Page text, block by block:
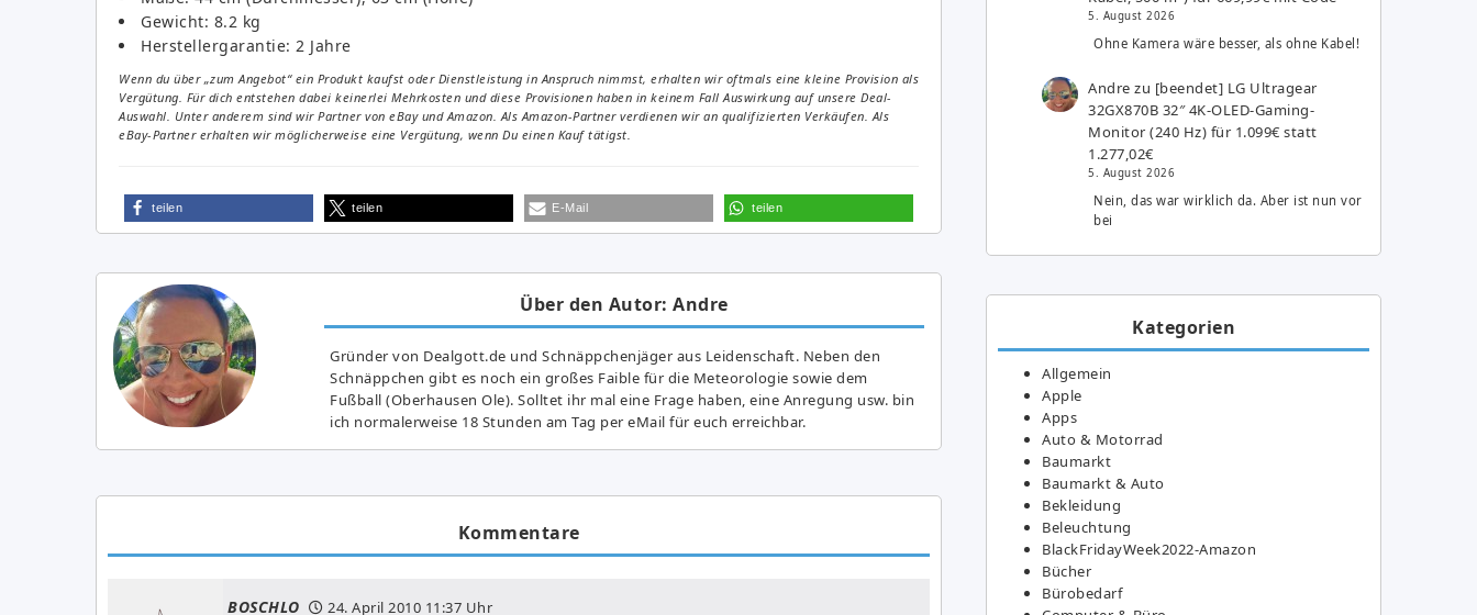
Gewicht: 8.2 kg
Herstellergarantie: 2 Jahre
Wenn du über „zum Angebot“ ein Produkt kaufst oder Dienstleistung in Anspruch nimmst, erhalten wir oftmals eine kleine Provision als
Vergütung. Für dich entstehen dabei keinerlei Mehrkosten und diese Provisionen haben in keinem Fall Auswirkung auf unsere Deal-
Auswahl. Unter anderem sind wir Partner von eBay und Amazon. Als Amazon-Partner verdienen wir an qualifizierten Verkäufen. Als
eBay-Partner erhalten wir möglicherweise eine Vergütung, wenn Du einen Kauf tätigst.
teilen teilen E-Mail teilen
Über den Autor: Andre
Gründer von Dealgott.de und Schnäppchenjäger aus Leidenschaft. Neben den
Schnäppchen gibt es noch ein großes Fai­ble für die Meteorologie sowie dem
Fußball (Oberhausen Ole). Solltet ihr mal eine Frage haben, eine Anregung usw. bin
ich normalerweise 18 Stunden am Tag per eMail für euch erreichbar.
Kommentare
BOSCHLO 24. April 2010 11:37 Uhr
5. August 2026
Ohne Kamera wäre besser, als ohne Kabel!
Andre zu [beendet] LG Ultragear
32GX870B 32″ 4K-OLED-Gaming-
Monitor (240 Hz) für 1.099€ statt
1.277,02€
5. August 2026
Nein, das war wirklich da. Aber ist nun vor
bei
Kategorien
Allgemein
Apple
Apps
Auto & Motorrad
Baumarkt
Baumarkt & Auto
Bekleidung
Beleuchtung
BlackFridayWeek2022-Amazon
Bücher
Bürobedarf